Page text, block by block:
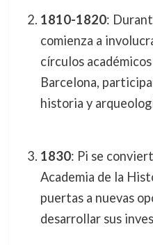
1810-1820:
comienza a
círculos
Barcelona,
historia y
1830: Pi se
Academia de la
puertas a nuevas
desarrollar sus